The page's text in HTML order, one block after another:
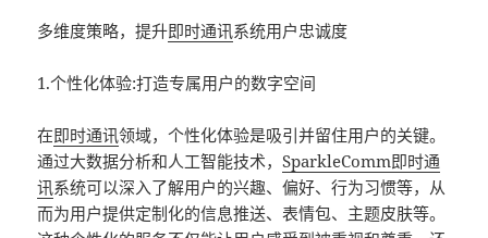
多维度策略，提升即时通讯系统用户忠诚度
1.个性化体验:打造专属用户的数字空间
在即时通讯领域，个性化体验是吸引并留住用户的关键。
通过大数据分析和人工智能技术，SparkleComm即时通
讯系统可以深入了解用户的兴趣、偏好、行为习惯等，从
而为用户提供定制化的信息推送、表情包、主题皮肤等。